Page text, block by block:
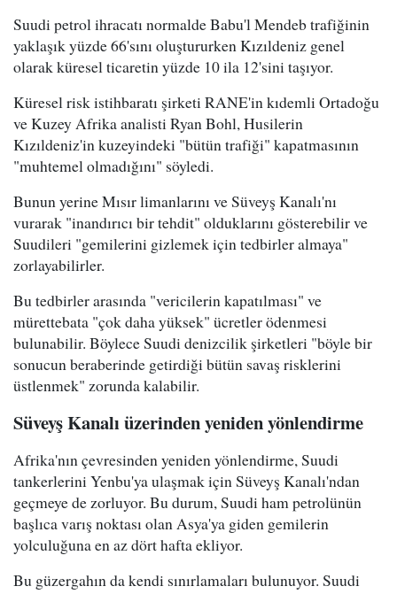
Suudi petrol ihracatı normalde Babu'l Mendeb trafiğinin
yaklaşık yüzde 66'sını oluştururken Kızıldeniz genel
olarak küresel ticaretin yüzde 10 ila 12'sini taşıyor.
Küresel risk istihbaratı şirketi RANE'in kıdemli Ortadoğu
ve Kuzey Afrika analisti Ryan Bohl, Husilerin
Kızıldeniz'in kuzeyindeki "bütün trafiği" kapatmasının
"muhtemel olmadığını" söyledi.
Bunun yerine Mısır limanlarını ve Süveyş Kanalı'nı
vurarak "inandırıcı bir tehdit" olduklarını gösterebilir ve
Suudileri "gemilerini gizlemek için tedbirler almaya"
zorlayabilirler.
Bu tedbirler arasında "vericilerin kapatılması" ve
mürettebata "çok daha yüksek" ücretler ödenmesi
bulunabilir. Böylece Suudi denizcilik şirketleri "böyle bir
sonucun beraberinde getirdiği bütün savaş risklerini
üstlenmek" zorunda kalabilir.
Süveyş Kanalı üzerinden yeniden yönlendirme
Afrika'nın çevresinden yeniden yönlendirme, Suudi
tankerlerini Yenbu'ya ulaşmak için Süveyş Kanalı'ndan
geçmeye de zorluyor. Bu durum, Suudi ham petrolünün
başlıca varış noktası olan Asya'ya giden gemilerin
yolculuğuna en az dört hafta ekliyor.
Bu güzergahın da kendi sınırlamaları bulunuyor. Suudi